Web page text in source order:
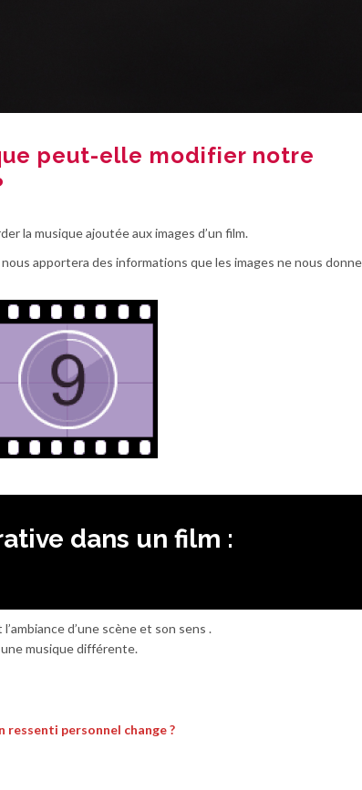
peut-elle modifier notre
la musique ajoutée aux images d’un film.
apportera des informations que les images ne nous
dans un film :
d’une scène et son sens .
musique différente.
ressenti personnel change ?